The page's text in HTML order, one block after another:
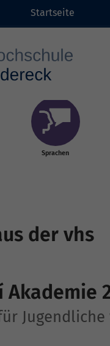
Startseite
Sprachen
der vhs
Jugendliche